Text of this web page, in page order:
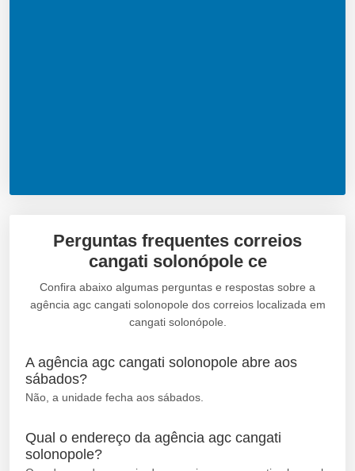
Perguntas frequentes correios
cangati solonópole ce
Confira abaixo algumas perguntas e respostas sobre a
agência agc cangati solonopole dos correios localizada em
cangati solonópole.
A agência agc cangati solonopole abre aos
sábados?
Não, a unidade fecha aos sábados.
Qual o endereço da agência agc cangati
solonopole?